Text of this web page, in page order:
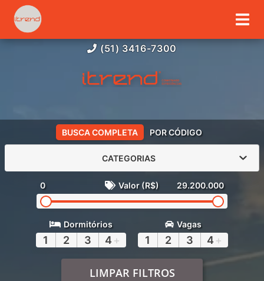
(51) 3416-7300
BUSCA COMPLETA POR CÓDIGO
CATEGORIAS
0 Valor (R$) 29.200.000
Dormitórios
1 2 3 4 +
Vagas
1 2 3 4 +
LIMPAR FILTROS